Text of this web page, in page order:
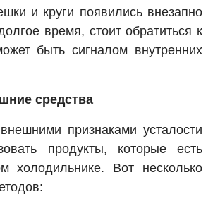
и круги появились внезапно
время, стоит обратиться к
быть сигналом внутренних
средства
признаками усталости
продукты, которые есть
холодильнике. Вот несколько